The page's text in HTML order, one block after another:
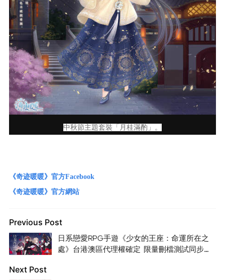
中秋節主題套裝「月桂滿酌」。
《奇迹暖暖》官方Facebook
《奇迹暖暖》官方網站
Previous Post
日系戀愛RPG手遊《少女的王座：命運所在之
處》台港澳區代理權確定 限量刪檔測試同步開
Next Post